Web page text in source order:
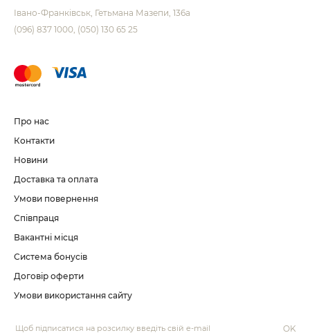
Івано-Франківськ Гетьмана Мазепи, 136а
(096) 837 1000 (050) 130 65 25
Про нас
Контакти
Новини
Доставка та оплата
Умови повернення
Співпраця
Вакантні місця
Система бонусів
Договір оферти
Умови використання сайту
OK